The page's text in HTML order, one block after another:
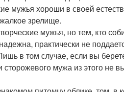
мужья хороши в своей
зрелище.
мужья, но тем, кто
практически не
в том случае, если вы
мужа из этого не